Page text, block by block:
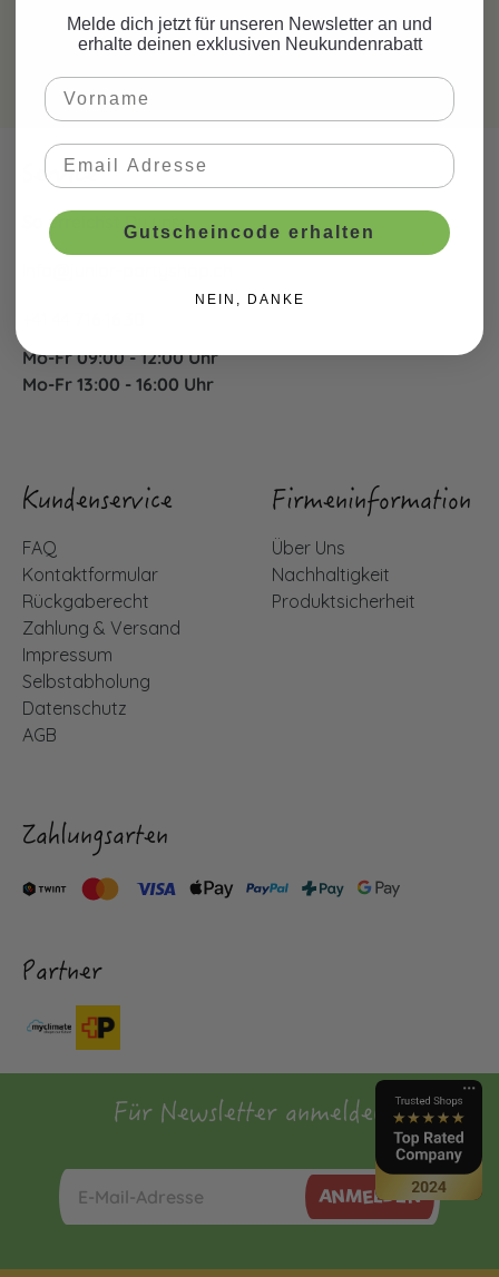
Service
So erreichst Du uns:
Mo-Fr 09:00 - 12:00 Uhr
Mo-Fr 13:00 - 16:00 Uhr
Kundenservice
FAQ
Kontaktformular
Rückgaberecht
Zahlung & Versand
Impressum
Selbstabholung
Datenschutz
AGB
Firmeninformation
Über Uns
Nachhaltigkeit
Produktsicherheit
Zahlungsarten
Partner
Für Newsletter anmelden
ANMELDEN
Melde dich jetzt für unseren Newsletter an und
erhalte deinen exklusiven Neukundenrabatt
Gutscheincode erhalten
NEIN, DANKE